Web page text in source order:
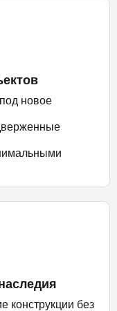
новое
конструкции без